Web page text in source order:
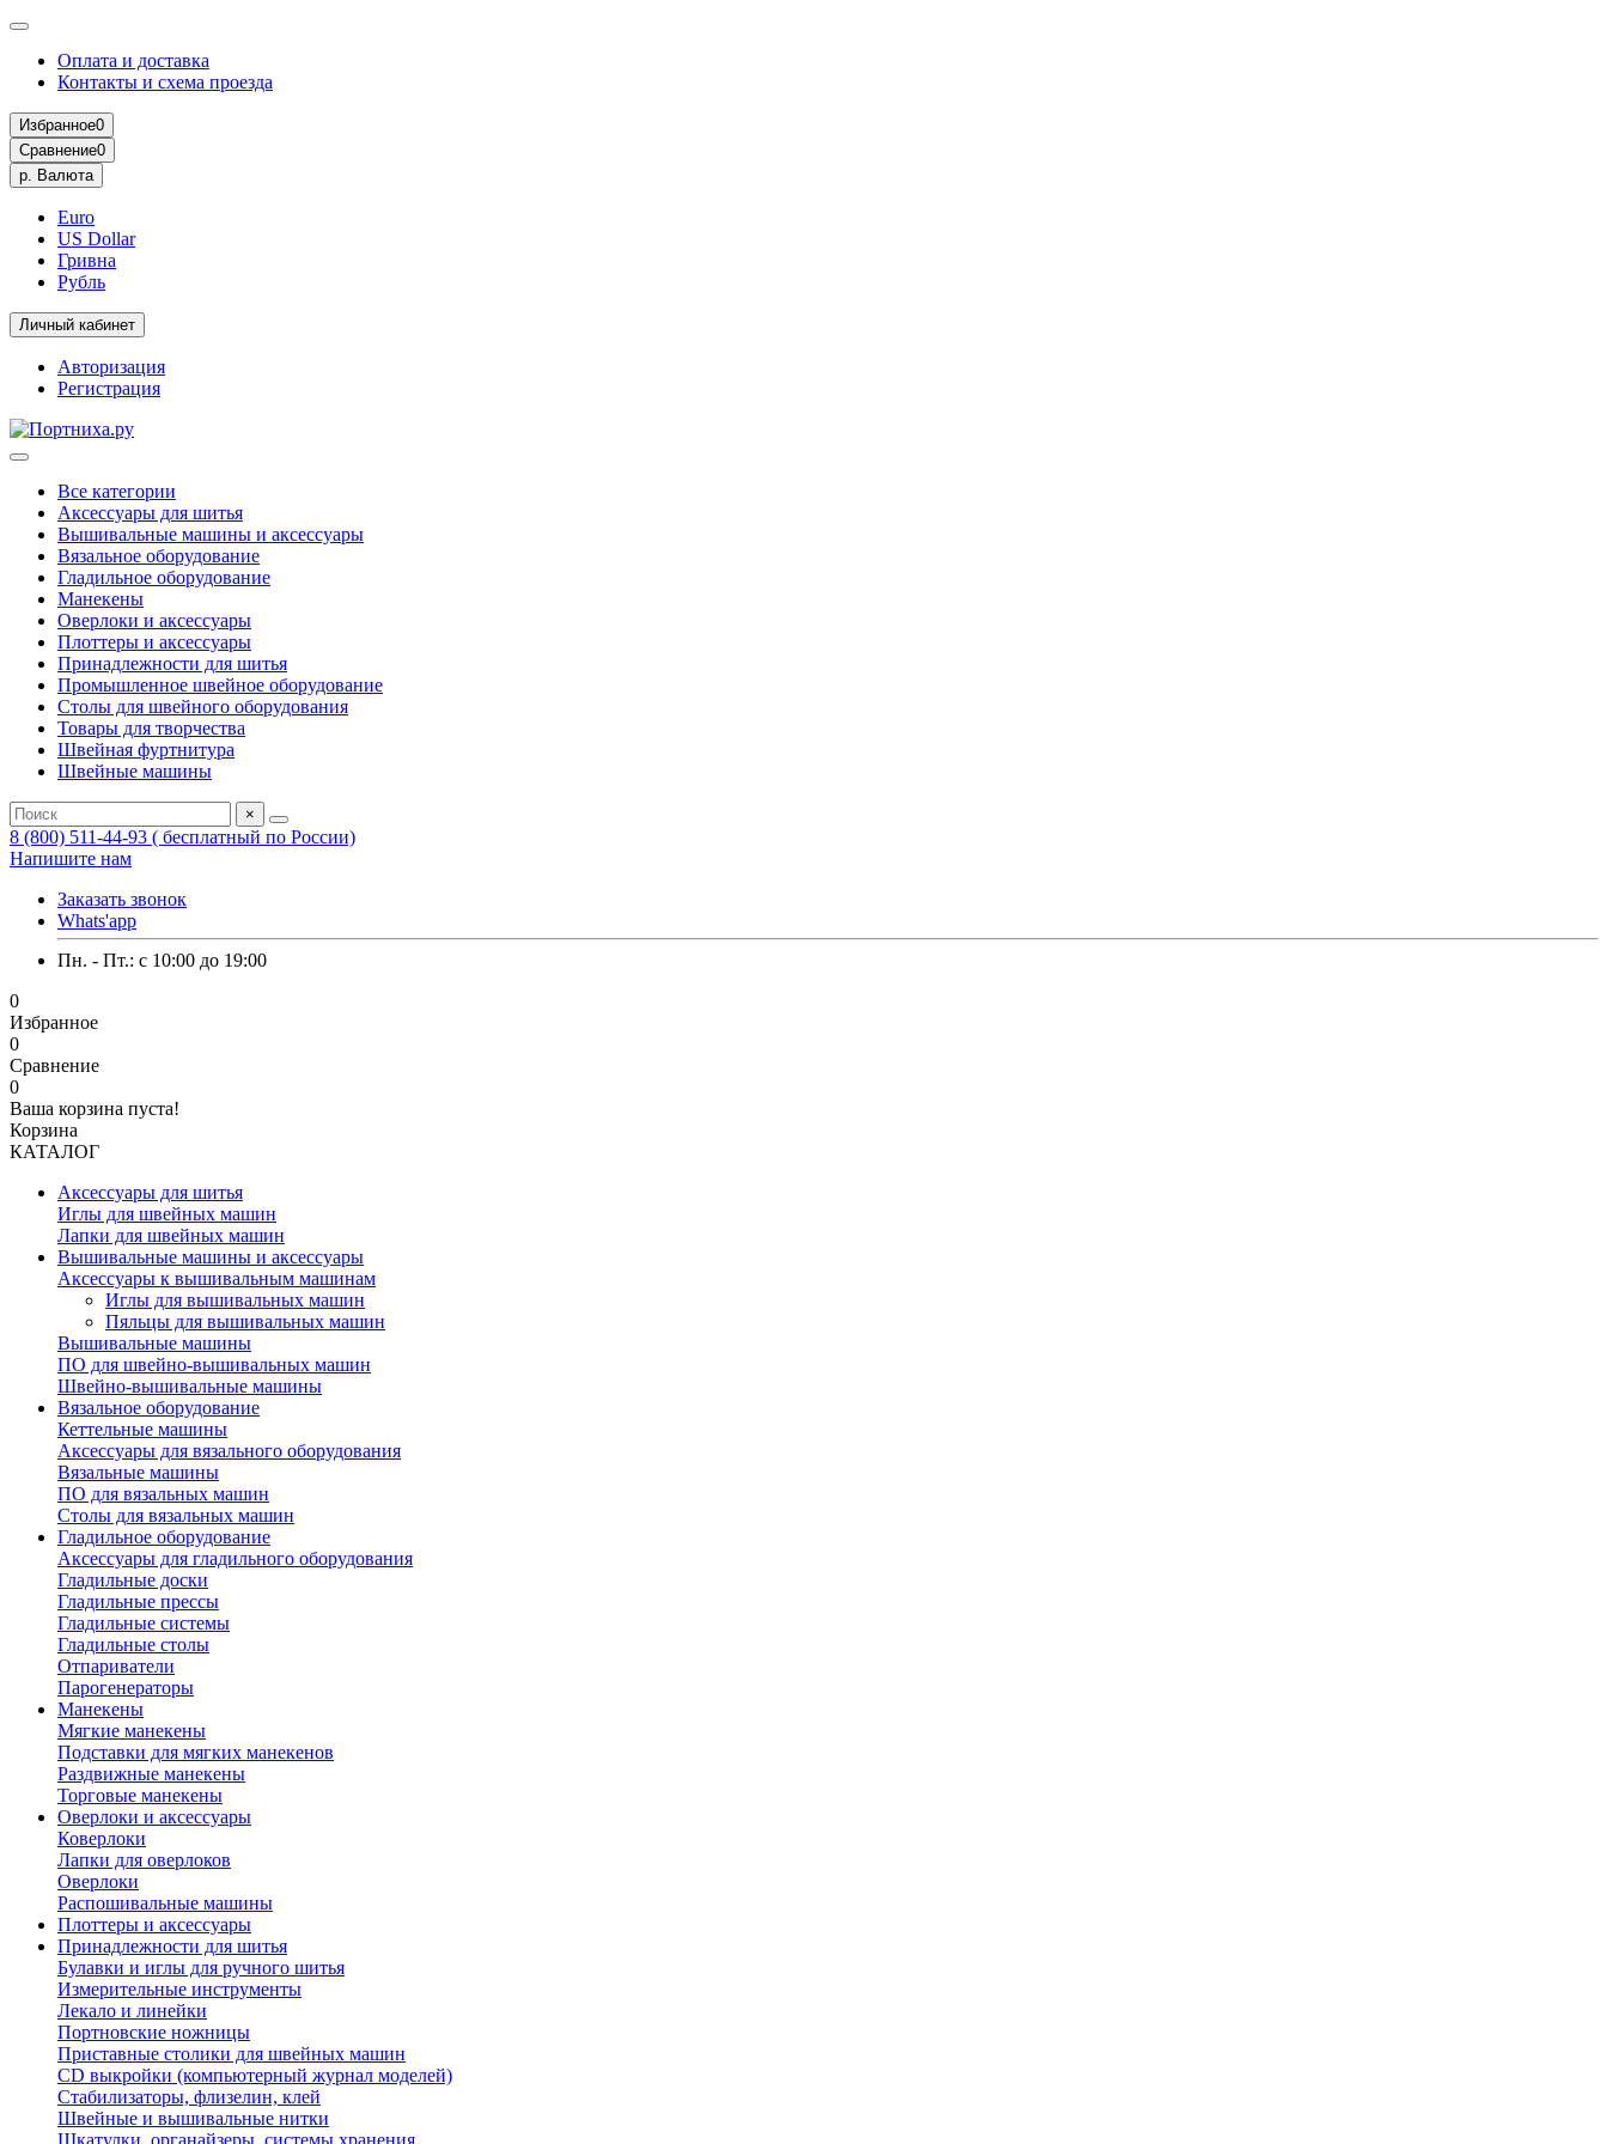
Оплата и доставка
Контакты и схема проезда
Избранное0
Сравнение0
р. Валюта
Euro
US Dollar
Гривна
Рубль
Личный кабинет
Авторизация
Регистрация
Все категории
Аксессуары для шитья
Вышивальные машины и аксессуары
Вязальное оборудование
Гладильное оборудование
Манекены
Оверлоки и аксессуары
Плоттеры и аксессуары
Принадлежности для шитья
Промышленное швейное оборудование
Столы для швейного оборудования
Товары для творчества
Швейная фуртнитура
Швейные машины
×
8 (800) 511-44-93 ( бесплатный по России)
Напишите нам
Заказать звонок
Whats'app
Пн. - Пт.: c 10:00 до 19:00
0
Избранное
0
Сравнение
0
Ваша корзина пуста!
Корзина
КАТАЛОГ
Аксессуары для шитья
Иглы для швейных машин
Лапки для швейных машин
Вышивальные машины и аксессуары
Аксессуары к вышивальным машинам
Иглы для вышивальных машин
Пяльцы для вышивальных машин
Вышивальные машины
ПО для швейно-вышивальных машин
Швейно-вышивальные машины
Вязальное оборудование
Кеттельные машины
Аксессуары для вязального оборудования
Вязальные машины
ПО для вязальных машин
Столы для вязальных машин
Гладильное оборудование
Аксессуары для гладильного оборудования
Гладильные доски
Гладильные прессы
Гладильные системы
Гладильные столы
Отпариватели
Парогенераторы
Манекены
Мягкие манекены
Подставки для мягких манекенов
Раздвижные манекены
Торговые манекены
Оверлоки и аксессуары
Коверлоки
Лапки для оверлоков
Оверлоки
Распошивальные машины
Плоттеры и аксессуары
Принадлежности для шитья
Булавки и иглы для ручного шитья
Измерительные инструменты
Лекало и линейки
Портновские ножницы
Приставные столики для швейных машин
СD выкройки (компьютерный журнал моделей)
Стабилизаторы, флизелин, клей
Швейные и вышивальные нитки
Шкатулки, органайзеры, системы хранения